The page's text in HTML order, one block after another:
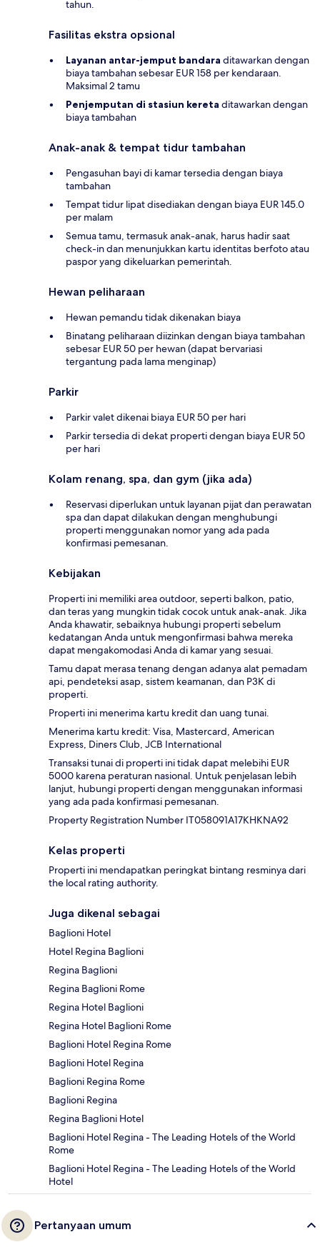
tahun.
Fasilitas ekstra opsional
Layanan antar-jemput bandara ditawarkan dengan
biaya tambahan sebesar EUR 158 per kendaraan.
Maksimal 2 tamu
Penjemputan di stasiun kereta ditawarkan dengan
biaya tambahan
Anak-anak & tempat tidur tambahan
Pengasuhan bayi di kamar tersedia dengan biaya
tambahan
Tempat tidur lipat disediakan dengan biaya EUR 145.0
per malam
Semua tamu, termasuk anak-anak, harus hadir saat
check-in dan menunjukkan kartu identitas berfoto atau
paspor yang dikeluarkan pemerintah.
Hewan peliharaan
Hewan pemandu tidak dikenakan biaya
Binatang peliharaan diizinkan dengan biaya tambahan
sebesar EUR 50 per hewan (dapat bervariasi
tergantung pada lama menginap)
Parkir
Parkir valet dikenai biaya EUR 50 per hari
Parkir tersedia di dekat properti dengan biaya EUR 50
per hari
Kolam renang, spa, dan gym (jika ada)
Reservasi diperlukan untuk layanan pijat dan perawatan
spa dan dapat dilakukan dengan menghubungi
properti menggunakan nomor yang ada pada
konfirmasi pemesanan.
Kebijakan
Properti ini memiliki area outdoor, seperti balkon, patio,
dan teras yang mungkin tidak cocok untuk anak-anak. Jika
Anda khawatir, sebaiknya hubungi properti sebelum
kedatangan Anda untuk mengonfirmasi bahwa mereka
dapat mengakomodasi Anda di kamar yang sesuai.
Tamu dapat merasa tenang dengan adanya alat pemadam
api, pendeteksi asap, sistem keamanan, dan P3K di
properti.
Properti ini menerima kartu kredit dan uang tunai.
Menerima kartu kredit: Visa, Mastercard, American
Express, Diners Club, JCB International
Transaksi tunai di properti ini tidak dapat melebihi EUR
5000 karena peraturan nasional. Untuk penjelasan lebih
lanjut, hubungi properti dengan menggunakan informasi
yang ada pada konfirmasi pemesanan.
Property Registration Number IT058091A17KHKNA92
Kelas properti
Properti ini mendapatkan peringkat bintang resminya dari
the local rating authority.
Juga dikenal sebagai
Baglioni Hotel
Hotel Regina Baglioni
Regina Baglioni
Regina Baglioni Rome
Regina Hotel Baglioni
Regina Hotel Baglioni Rome
Baglioni Hotel Regina Rome
Baglioni Hotel Regina
Baglioni Regina Rome
Baglioni Regina
Regina Baglioni Hotel
Baglioni Hotel Regina - The Leading Hotels of the World
Rome
Baglioni Hotel Regina - The Leading Hotels of the World
Hotel
Pertanyaan umum